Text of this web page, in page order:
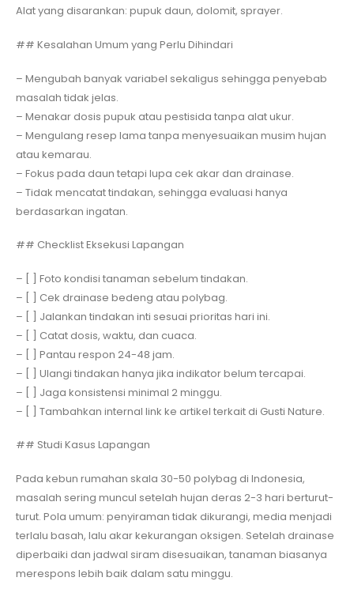
Alat yang disarankan: pupuk daun, dolomit, sprayer.
## Kesalahan Umum yang Perlu Dihindari
– Mengubah banyak variabel sekaligus sehingga penyebab
masalah tidak jelas.
– Menakar dosis pupuk atau pestisida tanpa alat ukur.
– Mengulang resep lama tanpa menyesuaikan musim hujan
atau kemarau.
– Fokus pada daun tetapi lupa cek akar dan drainase.
– Tidak mencatat tindakan, sehingga evaluasi hanya
berdasarkan ingatan.
## Checklist Eksekusi Lapangan
– [ ] Foto kondisi tanaman sebelum tindakan.
– [ ] Cek drainase bedeng atau polybag.
– [ ] Jalankan tindakan inti sesuai prioritas hari ini.
– [ ] Catat dosis, waktu, dan cuaca.
– [ ] Pantau respon 24-48 jam.
– [ ] Ulangi tindakan hanya jika indikator belum tercapai.
– [ ] Jaga konsistensi minimal 2 minggu.
– [ ] Tambahkan internal link ke artikel terkait di Gusti Nature.
## Studi Kasus Lapangan
Pada kebun rumahan skala 30-50 polybag di Indonesia,
masalah sering muncul setelah hujan deras 2-3 hari berturut-
turut. Pola umum: penyiraman tidak dikurangi, media menjadi
terlalu basah, lalu akar kekurangan oksigen. Setelah drainase
diperbaiki dan jadwal siram disesuaikan, tanaman biasanya
merespons lebih baik dalam satu minggu.